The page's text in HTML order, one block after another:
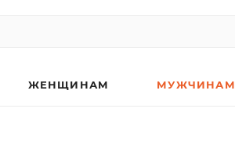
ЖЕНЩИНАМ МУЖЧИНАМ